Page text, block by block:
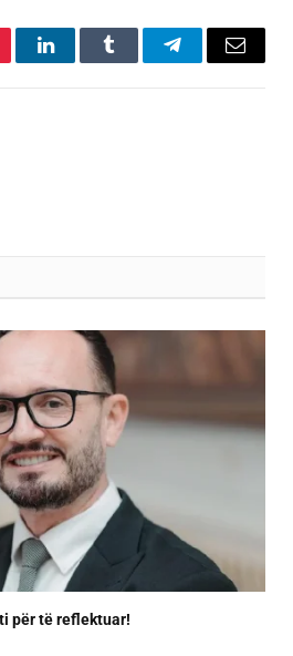
LinkedInTumblr TelegramEmail
për të reflektuar!